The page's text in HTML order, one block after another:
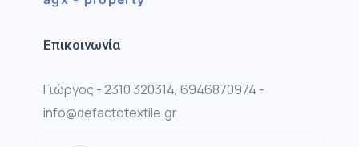
Επικοινωνία
Γιώργος - 2310 320314, 6946870974 -
info@defactotextile.gr